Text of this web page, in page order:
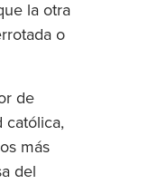
la otra
o
de
católica,
más
del